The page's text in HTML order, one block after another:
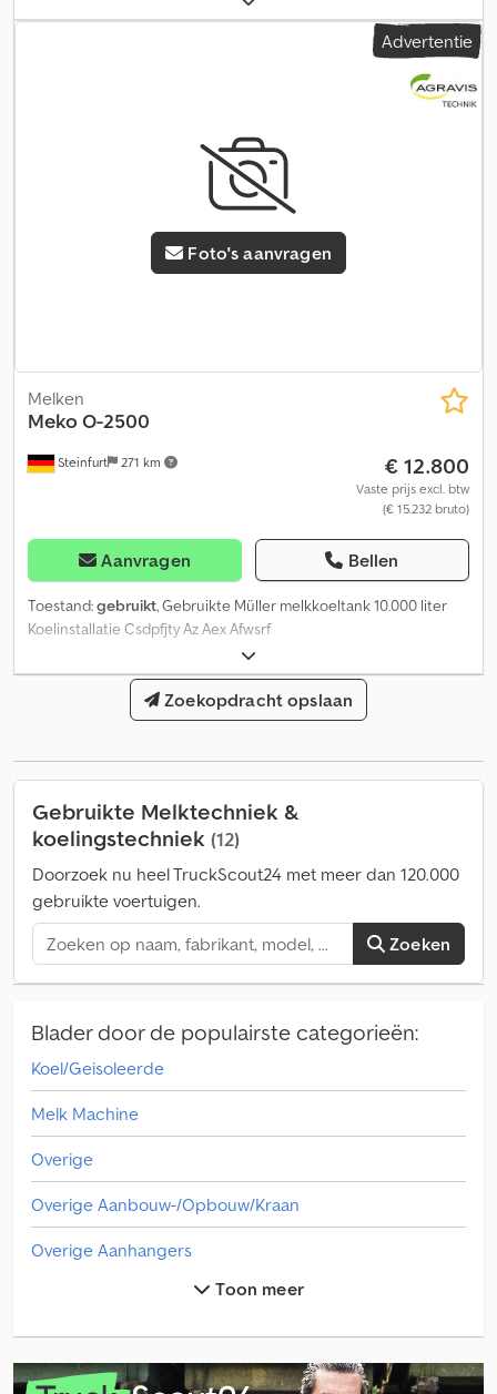
Advertentie
Foto's aanvragen
Steinfurt 271 km
Melken
MekoO-2500
€ 12.800
Vaste prijs excl. btw
(€ 15.232 bruto)
Aanvragen Bellen
Toestand:gebruikt, Gebruikte Müller melkkoeltank 10.000 liter
Koelinstallatie Csdpfjty Az Aex Afwsrf
Zoekopdracht opslaan
Gebruikte Melktechniek &
koelingstechniek (12)
Doorzoek nu heel TruckScout24 met meer dan 120.000
gebruikte voertuigen.
Zoeken
Blader door de populairste categorieën:
Koel/Geisoleerde
Melk Machine
Overige
Overige Aanbouw-/Opbouw/Kraan
Overige Aanhangers
Overige Afwerkmachine
Overige Apparaten
Overige Bewateringsinstallatie
Toon meer